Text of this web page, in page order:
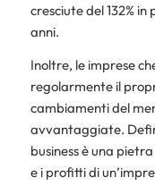
cresciute del 132%
anni.
Inoltre, le imprese
regolarmente il
cambiamenti del
avvantaggiate.
business è una
e i profitti di